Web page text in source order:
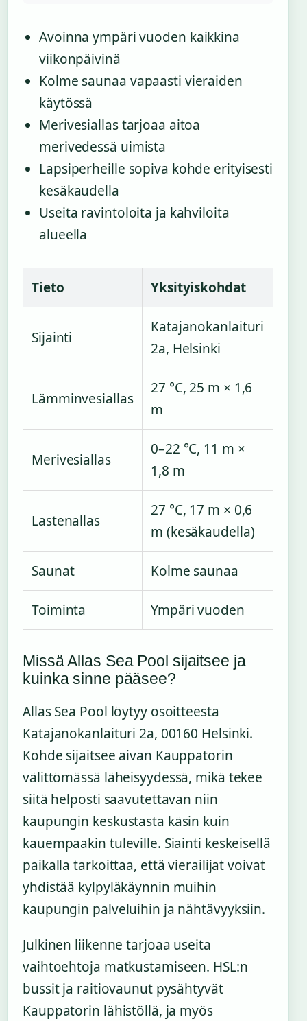
Avoinna ympäri vuoden kaikkina
viikonpäivinä
Kolme saunaa vapaasti vieraiden
käytössä
Merivesiallas tarjoaa aitoa
merivedessä uimista
Lapsiperheille sopiva kohde erityisesti
kesäkaudella
Useita ravintoloita ja kahviloita
alueella
Tieto Yksityiskohdat
Sijainti
Katajanokanlaituri
2a, Helsinki
Lämminvesiallas
27 °C, 25 m × 1,6
m
Merivesiallas
0–22 °C, 11 m ×
1,8 m
Lastenallas
27 °C, 17 m × 0,6
m (kesäkaudella)
Saunat Kolme saunaa
Toiminta Ympäri vuoden
Missä Allas Sea Pool sijaitsee ja
kuinka sinne pääsee?
Allas Sea Pool löytyy osoitteesta
Katajanokanlaituri 2a, 00160 Helsinki.
Kohde sijaitsee aivan Kauppatorin
välittömässä läheisyydessä, mikä tekee
siitä helposti saavutettavan niin
kaupungin keskustasta käsin kuin
kauempaakin tuleville. Siainti keskeisellä
paikalla tarkoittaa, että vierailijat voivat
yhdistää kylpyläkäynnin muihin
kaupungin palveluihin ja nähtävyyksiin.
Julkinen liikenne tarjoaa useita
vaihtoehtoja matkustamiseen. HSL:n
bussit ja raitiovaunut pysähtyvät
Kauppatorin lähistöllä, ja myös